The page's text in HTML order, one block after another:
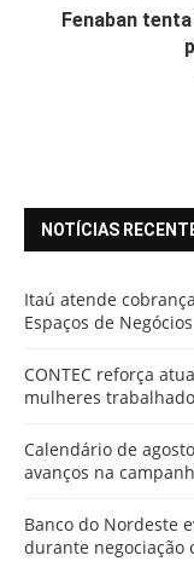
Fenaban
NOTÍCIAS
Itaú atende
Espaços de Negócios
CONTEC reforça
mulheres
Calendário de
avanços na
Banco do Nordeste
durante negociação